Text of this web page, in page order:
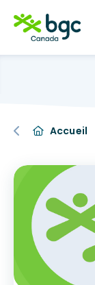
Accueil